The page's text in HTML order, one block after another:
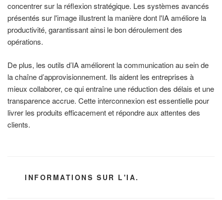
concentrer sur la réflexion stratégique. Les systèmes avancés
présentés sur l'image illustrent la manière dont l'IA améliore la
productivité, garantissant ainsi le bon déroulement des
opérations.
De plus, les outils d’IA améliorent la communication au sein de
la chaîne d’approvisionnement. Ils aident les entreprises à
mieux collaborer, ce qui entraîne une réduction des délais et une
transparence accrue. Cette interconnexion est essentielle pour
livrer les produits efficacement et répondre aux attentes des
clients.
CATÉGORIES
INFORMATIONS SUR L'IA.